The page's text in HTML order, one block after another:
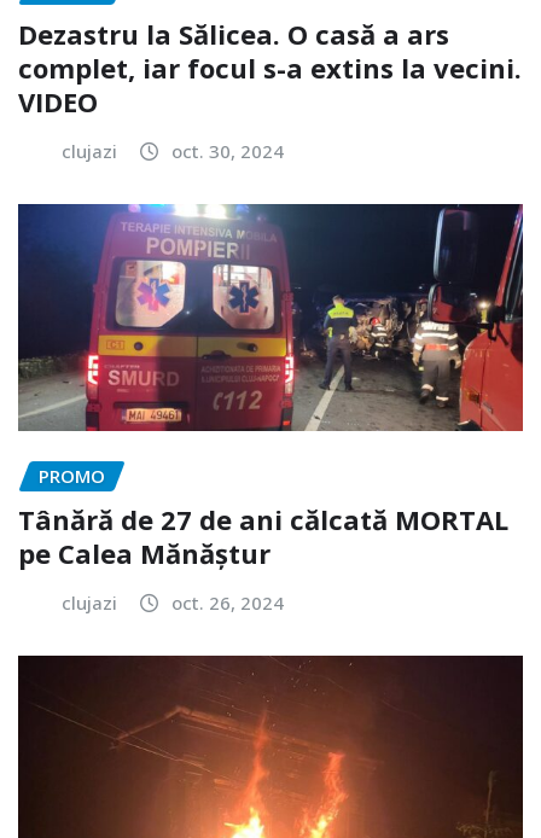
Dezastru la Sălicea. O casă a ars
complet, iar focul s-a extins la vecini.
VIDEO
clujazi oct. 30, 2024
PROMO
Tânără de 27 de ani călcată MORTAL
pe Calea Mănăștur
clujazi oct. 26, 2024